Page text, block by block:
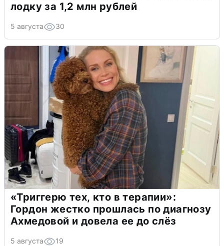
лодку за 1,2 млн рублей
5 августа 30
«Триггерю тех, кто в терапии»:
Гордон жестко прошлась по диагнозу
Ахмедовой и довела ее до слёз
5 августа 19